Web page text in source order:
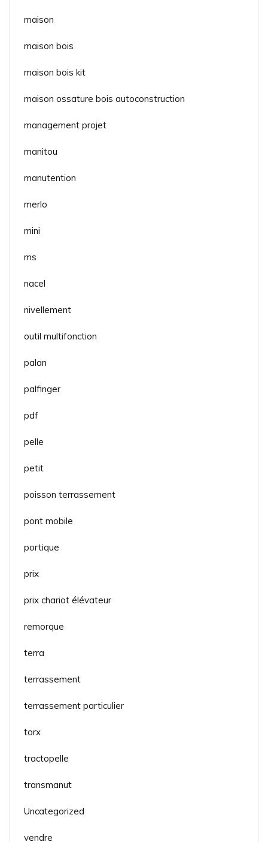
maison
maison bois
maison bois kit
maison ossature bois autoconstruction
management projet
manitou
manutention
merlo
mini
ms
nacel
nivellement
outil multifonction
palan
palfinger
pdf
pelle
petit
poisson terrassement
pont mobile
portique
prix
prix chariot élévateur
remorque
terra
terrassement
terrassement particulier
torx
tractopelle
transmanut
Uncategorized
vendre